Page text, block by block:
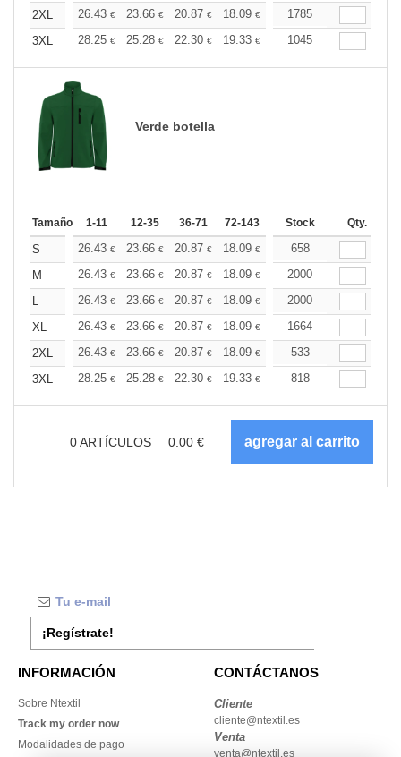
2XL
26.43 € 23.66 € 20.87 € 18.09 € 16.69€
1785
3XL
28.25 € 25.28 € 22.30 € 19.33 € 17.85€
1045
Verde botella
Tamaño 1-11 12-35 36-71 72-143 144-287 288 +
Stock Qty.
S 26.43 € 23.66 € 20.87 € 18.09 € 16.69€
658
M
26.43 € 23.66 € 20.87 € 18.09 € 16.69€
2000
L
26.43 € 23.66 € 20.87 € 18.09 € 16.69€
2000
XL
26.43 € 23.66 € 20.87 € 18.09 € 16.69€
1664
2XL
26.43 € 23.66 € 20.87 € 18.09 € 16.69€
533
3XL
28.25 € 25.28 € 22.30 € 19.33 € 17.85€
818
0ARTÍCULOS 0.00 €
¡Regístrate!
INFORMACIÓN
Sobre Ntextil
Track my order now
Modalidades de pago
CONTÁCTANOS
Cliente
cliente@ntextil.es
Venta
venta@ntextil.es